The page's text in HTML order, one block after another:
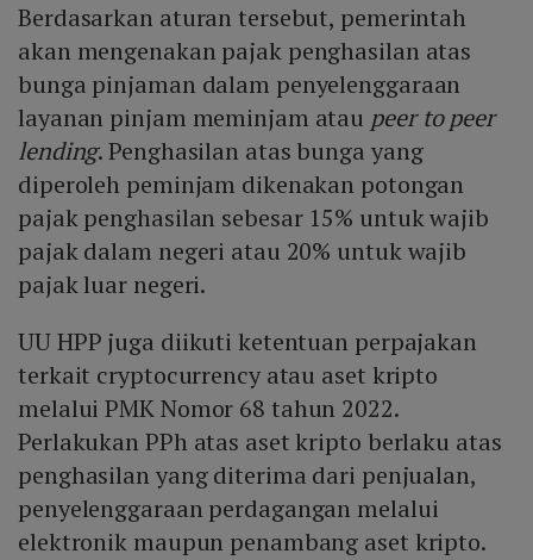
Berdasarkan aturan tersebut, pemerintah
akan mengenakan pajak penghasilan atas
bunga pinjaman dalam penyelenggaraan
layanan pinjam meminjam atau peer to peer
lending. Penghasilan atas bunga yang
diperoleh peminjam dikenakan potongan
pajak penghasilan sebesar 15% untuk wajib
pajak dalam negeri atau 20% untuk wajib
pajak luar negeri.
UU HPP juga diikuti ketentuan perpajakan
terkait cryptocurrency atau aset kripto
melalui PMK Nomor 68 tahun 2022.
Perlakukan PPh atas aset kripto berlaku atas
penghasilan yang diterima dari penjualan,
penyelenggaraan perdagangan melalui
elektronik maupun penambang aset kripto.